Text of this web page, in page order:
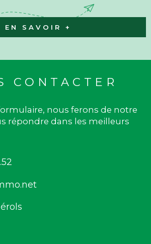
EN SAVOIR +
CONTACTER
nous ferons de notre
répondre dans les meilleurs